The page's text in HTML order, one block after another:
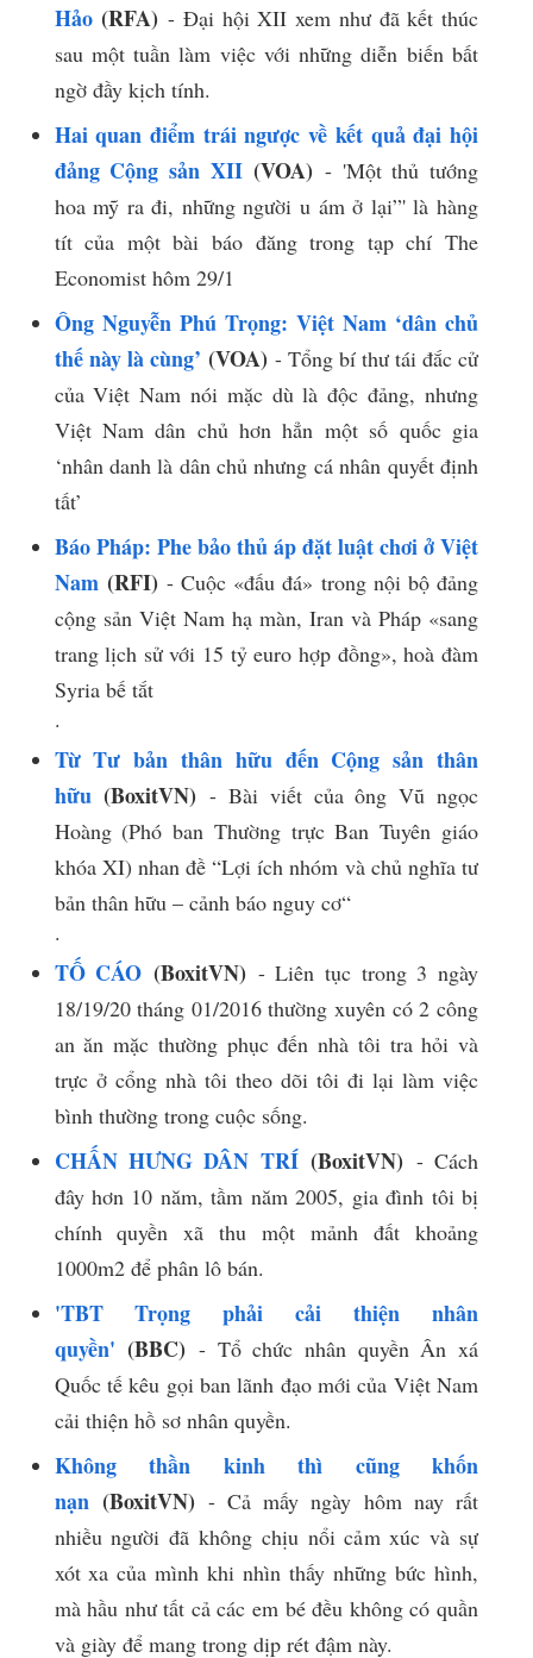
Hảo(RFA) - Đại hội XII xem như đã kết thúc
sau một tuần làm việc với những diễn biến bất
ngờ đầy kịch tính.
Hai quan điểm trái ngược về kết quả đại hội
đảng Cộng sản XII(VOA) - 'Một thủ tướng
hoa mỹ ra đi, những người u ám ở lại”' là hàng
tít của một bài báo đăng trong tạp chí The
Economist hôm 29/1
Ông Nguyễn Phú Trọng: Việt Nam ‘dân chủ
thế này là cùng’ (VOA) - Tổng bí thư tái đắc cử
của Việt Nam nói mặc dù là độc đảng, nhưng
Việt Nam dân chủ hơn hẳn một số quốc gia
‘nhân danh là dân chủ nhưng cá nhân quyết định
tất’
Báo Pháp: Phe bảo thủ áp đặt luật chơi ở Việt
Nam(RFI) - Cuộc «đấu đá» trong nội bộ đảng
cộng sản Việt Nam hạ màn, Iran và Pháp «sang
trang lịch sử với 15 tỷ euro hợp đồng», hoà đàm
Syria bế tắt
​.​
Từ Tư bản thân hữu đến Cộng sản thân
hữu(BoxitVN) - Bài viết của ông Vũ ngọc
Hoàng (Phó ban Thường trực Ban Tuyên giáo
khóa XI) nhan đề “Lợi ích nhóm và chủ nghĩa tư
bản thân hữu – cảnh báo nguy cơ“
​.​
TỐ CÁO (BoxitVN) - Liên tục trong 3 ngày
18/19/20 tháng 01/2016 thường xuyên có 2 công
an ăn mặc thường phục đến nhà tôi tra hỏi và
trực ở cổng nhà tôi theo dõi tôi đi lại làm việc
bình thường trong cuộc sống.
CHẤN HƯNG DÂN TRÍ(BoxitVN) - Cách
đây hơn 10 năm, tầm năm 2005, gia đình tôi bị
chính quyền xã thu một mảnh đất khoảng
1000m2 để phân lô bán.
'TBT Trọng phải cải thiện nhân
quyền' (BBC) - Tổ chức nhân quyền Ân xá
Quốc tế kêu gọi ban lãnh đạo mới của Việt Nam
cải thiện hồ sơ nhân quyền.
Không thần kinh thì cũng khốn
nạn(BoxitVN) - Cả mấy ngày hôm nay rất
nhiều người đã không chịu nổi cảm xúc và sự
xót xa của mình khi nhìn thấy những bức hình,
mà hầu như tất cả các em bé đều không có quần
và giày để mang trong dịp rét đậm này.